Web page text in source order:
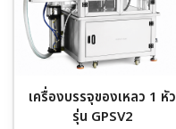
เครื่องบรรจุของเหลว 1 หัว
รุ่น GPSV2